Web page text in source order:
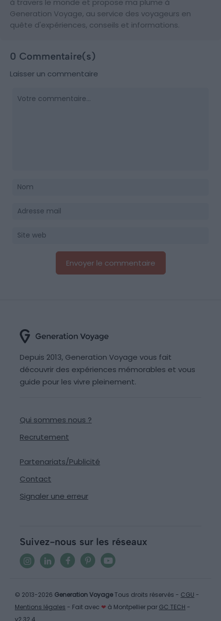
Generation Voyage, au service des voyageurs en
quête d'expériences, conseils et informations.
0 Commentaire(s)
Laisser un commentaire
Depuis 2013, Generation Voyage vous fait
découvrir des expériences mémorables et vous
guide pour les vivre pleinement.
Qui sommes nous ?
Recrutement
Partenariats/Publicité
Contact
Signaler une erreur
Suivez-nous sur les réseaux
© 2013-2026 Generation VoyageTous droits réservés - CGU -
Mentions légales - Fait avec ❤ à Montpellier par GC TECH -